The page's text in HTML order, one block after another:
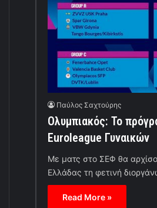
Παύλος Σαχτούρης
Ολυμπιακός: Το
Euroleague Γυναικών
Με ματς στο ΣΕΦ θα
Ελλάδας τη φετινή
Read More »